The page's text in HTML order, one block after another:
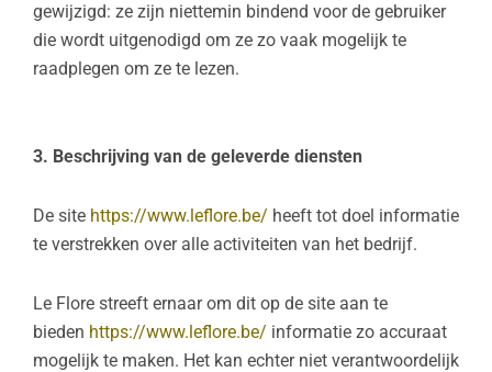
gewijzigd: ze zijn niettemin bindend voor de gebruiker
die wordt uitgenodigd om ze zo vaak mogelijk te
raadplegen om ze te lezen.
3. Beschrijving van de geleverde diensten
De site https://www.leflore.be/ heeft tot doel informatie
te verstrekken over alle activiteiten van het bedrijf.
Le Flore streeft ernaar om dit op de site aan te
bieden https://www.leflore.be/ informatie zo accuraat
mogelijk te maken. Het kan echter niet verantwoordelijk